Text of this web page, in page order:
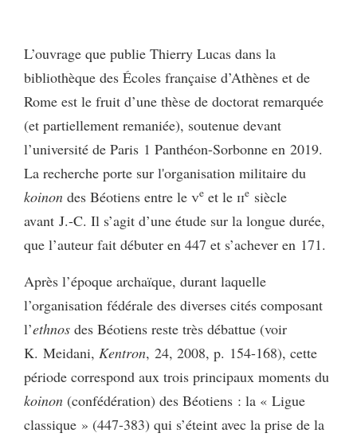
L’ouvrage que publie Thierry Lucas dans la
bibliothèque des Écoles française d’Athènes et de
Rome est le fruit d’une thèse de doctorat remarquée
(et partiellement remaniée), soutenue devant
l’université de Paris 1 Panthéon-Sorbonne en 2019.
La recherche porte sur l'organisation militaire du
koinon des Béotiens entre le ve et le iie siècle
avant J.-C. Il s’agit d’une étude sur la longue durée,
que l’auteur fait débuter en 447 et s’achever en 171.
Après l’époque archaïque, durant laquelle
l’organisation fédérale des diverses cités composant
l’ethnos des Béotiens reste très débattue (voir
K. Meidani, Kentron, 24, 2008, p. 154-168), cette
période correspond aux trois principaux moments du
koinon (confédération) des Béotiens : la « Ligue
classique » (447-383) qui s’éteint avec la prise de la